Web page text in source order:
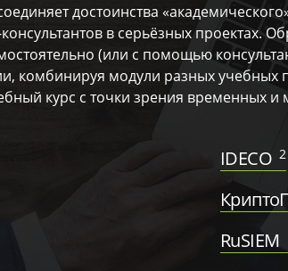
достоинства
в серьёзных
(или с помощью
комбинируя модули разных учебных
курс с точки зрения временных и
IDECO 2
RuSIEM